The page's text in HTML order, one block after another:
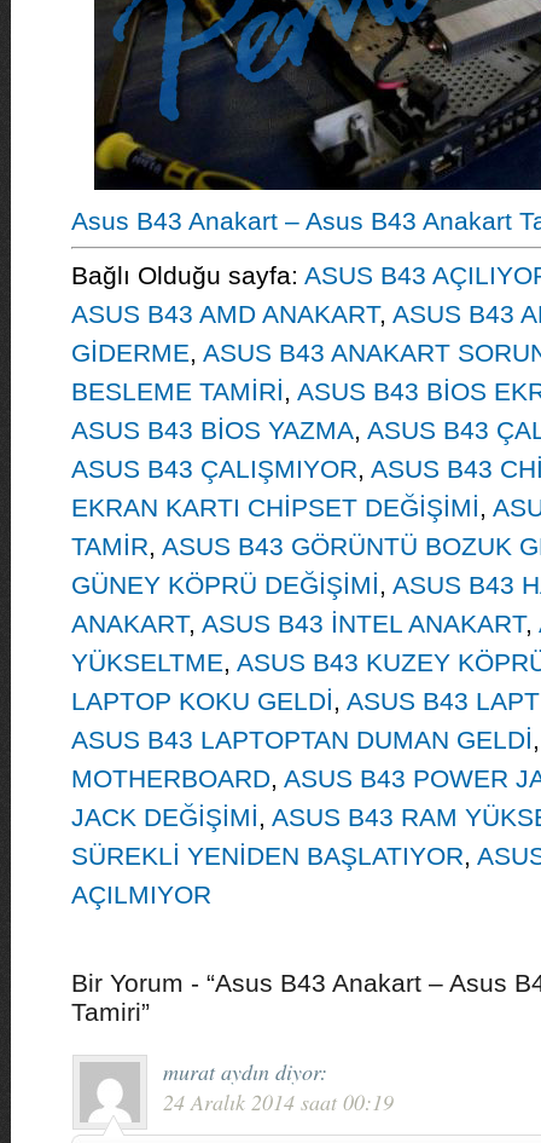
Asus B43 Anakart – Asus B43 Anakart
Bağlı Olduğu sayfa: ASUS B43
ASUS B43 AMD ANAKART, ASUS B43
GİDERME, ASUS B43 ANAKART
BESLEME TAMİRİ, ASUS B43 BİOS
ASUS B43 BİOS YAZMA, ASUS B43
ASUS B43 ÇALIŞMIYOR, ASUS B43
EKRAN KARTI CHİPSET DEĞİŞİMİ,
TAMİR, ASUS B43 GÖRÜNTÜ BOZUK
GÜNEY KÖPRÜ DEĞİŞİMİ, ASUS B43
ANAKART, ASUS B43 İNTEL ANAKART,
YÜKSELTME, ASUS B43 KUZEY
LAPTOP KOKU GELDİ, ASUS B43
ASUS B43 LAPTOPTAN DUMAN GELDİ
MOTHERBOARD, ASUS B43 POWER
JACK DEĞİŞİMİ, ASUS B43 RAM
SÜREKLİ YENİDEN BAŞLATIYOR,
AÇILMIYOR
Bir Yorum - “Asus B43 Anakart – Asus
Tamiri”
murat aydın diyor:
24 Aralık 2014 saat 00:19